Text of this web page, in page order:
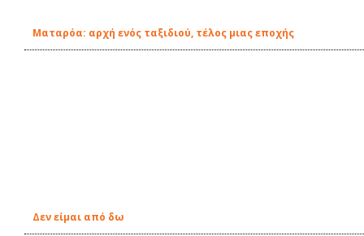
Ματαρόα: αρχή ενός ταξιδιού, τέλος μιας εποχής
Δεν είμαι από δω